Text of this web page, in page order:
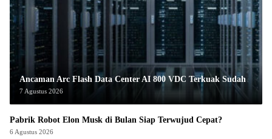
Ancaman Arc Flash Data Center AI 800 VDC Terkuak Sudah
7 Agustus 2026
Pabrik Robot Elon Musk di Bulan Siap Terwujud Cepat?
6 Agustus 2026